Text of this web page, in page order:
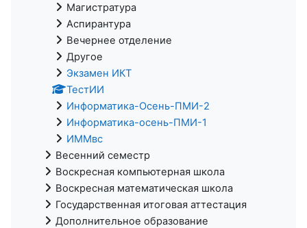
Магистратура
Аспирантура
Вечернее отделение
Другое
Экзамен ИКТ
ТестИИ
Информатика-Осень-ПМИ-2
Информатика-осень-ПМИ-1
ИММвс
Весенний семестр
Воскресная компьютерная школа
Воскресная математическая школа
Государственная итоговая аттестация
Дополнительное образование